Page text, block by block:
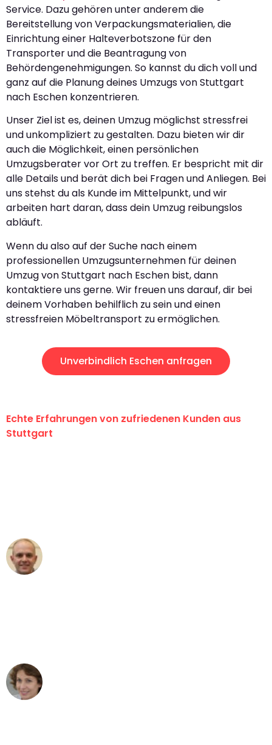
Service. Dazu gehören unter anderem die
Bereitstellung von Verpackungsmaterialien, die
Einrichtung einer Halteverbotszone für den
Transporter und die Beantragung von
Behördengenehmigungen. So kannst du dich voll und
ganz auf die Planung deines Umzugs von Stuttgart
nach Eschen konzentrieren.
Unser Ziel ist es, deinen Umzug möglichst stressfrei
und unkompliziert zu gestalten. Dazu bieten wir dir
auch die Möglichkeit, einen persönlichen
Umzugsberater vor Ort zu treffen. Er bespricht mit dir
alle Details und berät dich bei Fragen und Anliegen. Bei
uns stehst du als Kunde im Mittelpunkt, und wir
arbeiten hart daran, dass dein Umzug reibungslos
abläuft.
Wenn du also auf der Suche nach einem
professionellen Umzugsunternehmen für deinen
Umzug von Stuttgart nach Eschen bist, dann
kontaktiere uns gerne. Wir freuen uns darauf, dir bei
deinem Vorhaben behilflich zu sein und einen
stressfreien Möbeltransport zu ermöglichen.
Unverbindlich Eschen anfragen
Echte Erfahrungen von zufriedenen Kunden aus
Stuttgart